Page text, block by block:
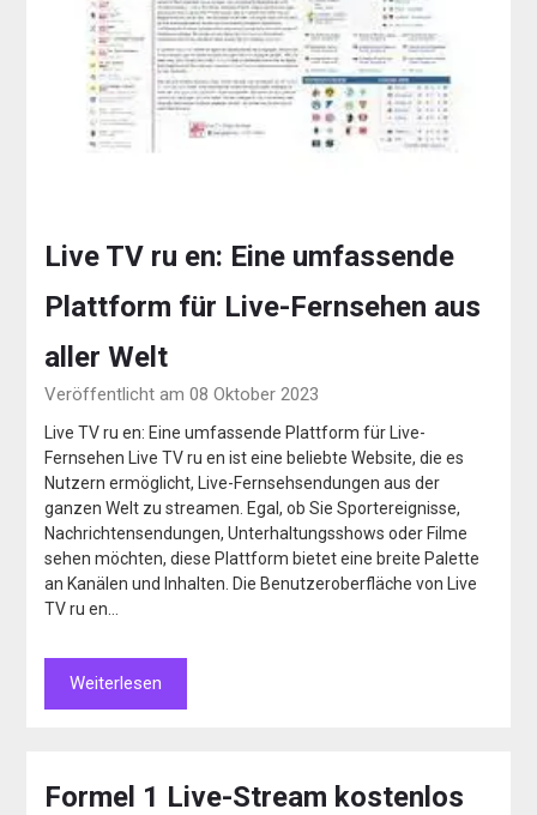
Live TV ru en: Eine umfassende
Plattform für Live-Fernsehen aus
aller Welt
Veröffentlicht am 08 Oktober 2023
Live TV ru en: Eine umfassende Plattform für Live-
Fernsehen Live TV ru en ist eine beliebte Website, die es
Nutzern ermöglicht, Live-Fernsehsendungen aus der
ganzen Welt zu streamen. Egal, ob Sie Sportereignisse,
Nachrichtensendungen, Unterhaltungsshows oder Filme
sehen möchten, diese Plattform bietet eine breite Palette
an Kanälen und Inhalten. Die Benutzeroberfläche von Live
TV ru en…
Weiterlesen
Formel 1 Live-Stream kostenlos